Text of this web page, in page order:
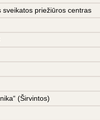
sveikatos priežiūros centras
(Širvintos)